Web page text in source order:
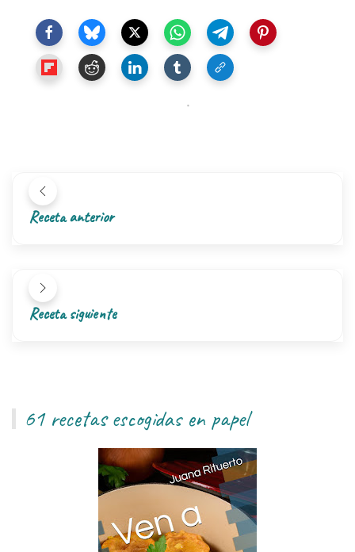
Receta anterior
Receta siguiente
61 recetas escogidas en papel